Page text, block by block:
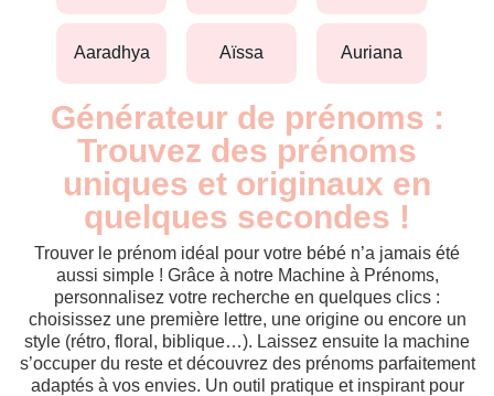
aaradhya aïssa auriana
Générateur de prénoms :
Trouvez des prénoms
uniques et originaux en
quelques secondes !
Trouver le prénom idéal pour votre bébé n’a jamais été
aussi simple ! Grâce à notre Machine à Prénoms,
personnalisez votre recherche en quelques clics :
choisissez une première lettre, une origine ou encore un
style (rétro, floral, biblique…). Laissez ensuite la machine
s’occuper du reste et découvrez des prénoms parfaitement
adaptés à vos envies. Un outil pratique et inspirant pour